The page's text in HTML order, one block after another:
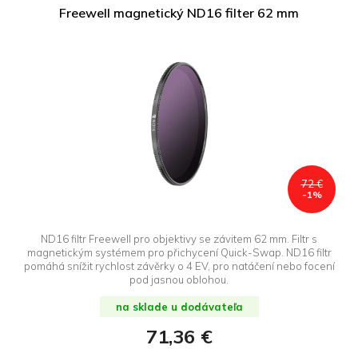
Freewell magnetický ND16 filter 62 mm
72 €
-1%
ND16 filtr Freewell pro objektivy se závitem 62 mm. Filtr s
magnetickým systémem pro přichycení Quick-Swap. ND16 filtr
pomáhá snížit rychlost závěrky o 4 EV, pro natáčení nebo focení
pod jasnou oblohou.
na sklade u dodávateľa
71,36 €